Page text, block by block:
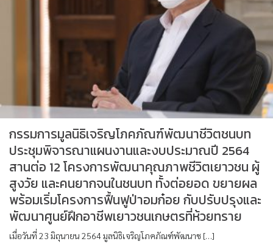
กรรมการมูลนิธิเจริญโภคภัณฑ์พัฒนาชีวิตชนบท
ประชุมพิจารณาแผนงานและงบประมาณปี 2564
สานต่อ 12 โครงการพัฒนาคุณภาพชีวิตเยาวชน ผู้
สูงวัย และคนยากจนในชนบท ทั้งต่อยอด ขยายผล
พร้อมเริ่มโครงการฟื้นฟูป่าอมก๋อย กับปรับปรุงและ
พัฒนาศูนย์ฝึกอาชีพเยาวชนเกษตรที่ห้วยทราย
เมื่อวันที่ 23 มิถุนายน 2564 มูลนิธิเจริญโภคภัณฑ์พัฒนาช […]